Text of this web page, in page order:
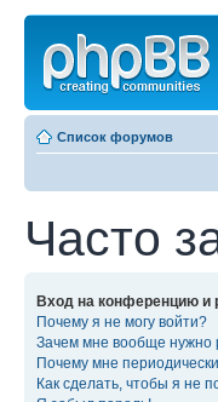
Список форумов
Часто
Вход на конференцию и
Почему я не могу войти?
Зачем мне вообще нужно
Почему мне
Как сделать, чтобы я не